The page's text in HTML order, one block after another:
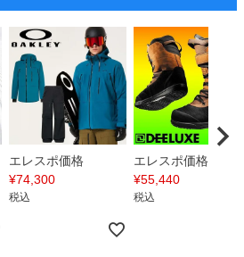
エレスポ価格
¥74,300
税込
エレスポ価格
¥55,440
税込